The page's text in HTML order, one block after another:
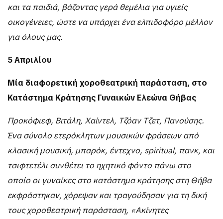
και τα παιδιά, βάζοντας γερά θεμέλια για υγιείς
οικογένειες, ώστε να υπάρχει ένα ελπιδοφόρο μέλλον
για όλους μας.
5 Απριλίου
Μία διαφορετική χοροθεατρική παράσταση, στο
Κατάστημα Κράτησης Γυναικών Ελεώνα Θήβας
Προκόφιεφ, Βιτάλη, Χαίντελ, Tζόαν Τζετ, Πανούσης.
Ένα σύνολο ετερόκλητων μουσικών φράσεων από
κλασική μουσική, μπαρόκ, έντεχνο, spiritual, πανκ, και
τσιφτετέλι συνθέτει το ηχητικό φόντο πάνω στο
οποίο οι γυναίκες στο κατάστημα κράτησης στη Θήβα
εκφράστηκαν, χόρεψαν και τραγούδησαν για τη δική
τους χοροθεατρική παράσταση, «Ακίνητες